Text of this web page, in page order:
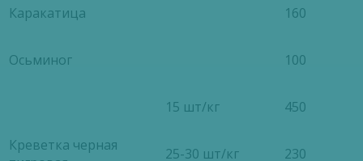
Каракатица 160
Осьминог 100
Креветка черная
15 шт/кг 450
25-30 шт/кг 230